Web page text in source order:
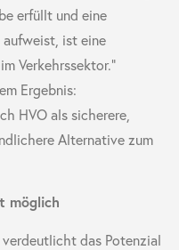
erfüllt und eine
ist eine
Verkehrssektor.“
Ergebnis:
HVO als sicherere,
Alternative zum
möglich
das Potenzial